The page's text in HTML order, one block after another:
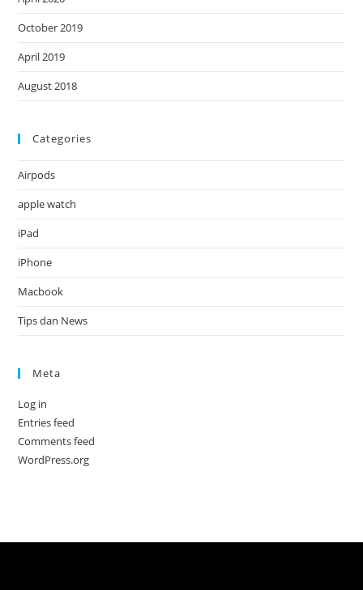
October 2019
April 2019
August 2018
Categories
Airpods
apple watch
iPad
iPhone
Macbook
Tips dan News
Meta
Log in
Entries feed
Comments feed
WordPress.org